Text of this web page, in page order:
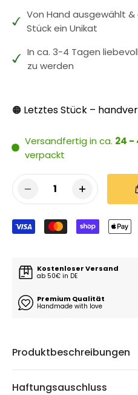
Von Hand ausgewählt
Stück ein Unikat
In ca. 3-4 Tagen
zu werden
🟠 Letztes Stück –
Versandfertig in ca. 24 -
verpackt
1
Kostenloser Versand
ab 50€ in DE
Premium Qualität
Handmade with love
Produktbeschreibungen
Haftungsauschluss